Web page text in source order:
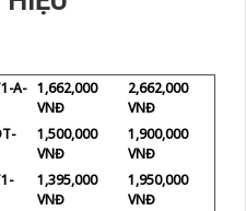
A- 1,662,000
VNĐ
2,662,000
VNĐ
1,500,000
VNĐ
1,900,000
VNĐ
1,395,000
VNĐ
1,950,000
VNĐ